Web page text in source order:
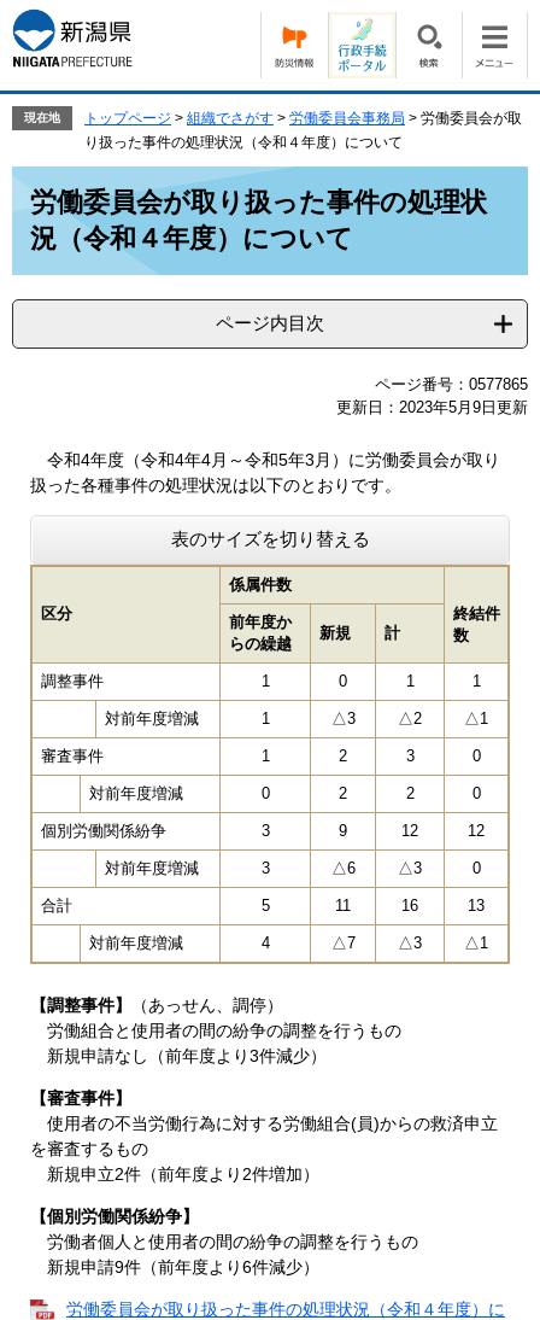
ー
ジ
の
で
ニ
ュ
ー
ば
現在地 トップページ > 組織でさがす > 労働委員会事務局 > 労働委員会が取
り扱った事件の処理状況（令和４年度）について
労働委員会が取り扱った事件の処理状
況（令和４年度）について
ページ内目次
ページ番号：0577865
更新日：2023年5月9日更新
令和4年度（令和4年4月～令和5年3月）に労働委員会が取り
扱った各種事件の処理状況は以下のとおりです。
表のサイズを切り替える
区分
係属件数
終結件
数
前年度か
らの繰越
新規 計
調整事件 1 0 1 1
対前年度増減 1 △3 △2 △1
審査事件 1 2 3 0
対前年度増減 0 2 2 0
個別労働関係紛争 3 9 12 12
対前年度増減 3 △6 △3 0
合計 5 11 16 13
対前年度増減 4 △7 △3 △1
【調整事件】
（あっせん、調停）
労働組合と使用者の間の紛争の調整を行うもの
新規申請なし（前年度より3件減少）
【審査事件】
使用者の不当労働行為に対する労働組合(員)からの救済申立
を審査するもの
新規申立2件（前年度より2件増加）
【個別労働関係紛争】
労働者個人と使用者の間の紛争の調整を行うもの
新規申請9件（前年度より6件減少）
労働委員会が取り扱った事件の処理状況（令和４年度）に